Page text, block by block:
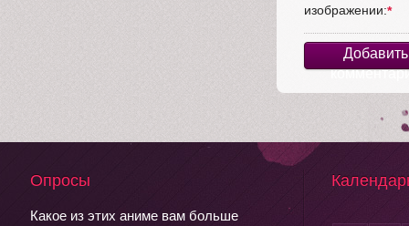
изображении:
Добавить
Опросы
Какое из этих аниме вам больше